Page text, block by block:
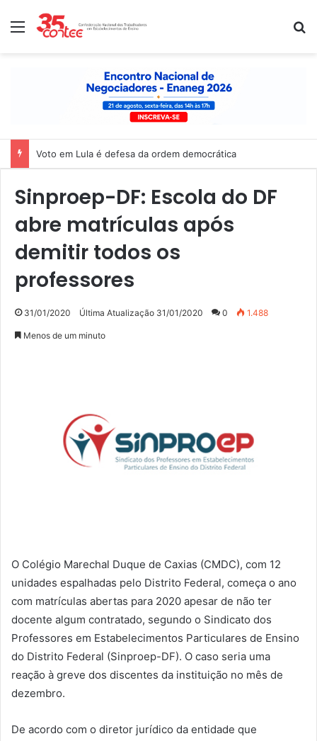
Menu
Voto em Lula é defesa da ordem democrática
Sinproep-DF: Escola do DF
abre matrículas após
demitir todos os
professores
31/01/2020 Última Atualização 31/01/2020 0 1.488
Menos de um minuto
O Colégio Marechal Duque de Caxias (CMDC), com 12
unidades espalhadas pelo Distrito Federal, começa o ano
com matrículas abertas para 2020 apesar de não ter
docente algum contratado, segundo o Sindicato dos
Professores em Estabelecimentos Particulares de Ensino
do Distrito Federal (Sinproep-DF). O caso seria uma
reação à greve dos discentes da instituição no mês de
dezembro.
De acordo com o diretor jurídico da entidade que